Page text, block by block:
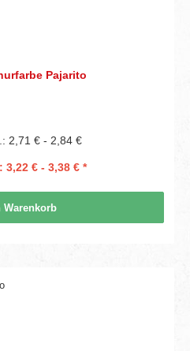
Pajarito
2,71 € - 2,84 €
3,22 € - 3,38 € *
Warenkorb